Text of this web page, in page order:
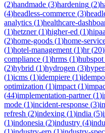
(2)handmade (3)hardening (2)
(4)headless-commerce (3)
analytics (1)healthcare-
(1)hetzner(1)higher-ed (1)hipaa
(2)home-goods (1)home-
(1)hotel-management (1)hr(20)
compliance (1)hrms (1)hubspot
(2)hybrid (1)hydrogen (3)
(1)icms (1)idempiere (1)
optimization (1)impact (1)
(44)implementation-partner(1)
mode (1)incident-response (3)
refresh (2)indexing (1)india (5)
(1)indonesia (2)industry (4)